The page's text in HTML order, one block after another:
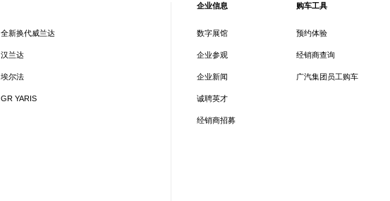
全新换代威兰达
汉兰达
埃尔法
GR YARIS
企业信息
数字展馆
企业参观
企业新闻
诚聘英才
经销商招募
购车工具
预约体验
经销商查询
广汽集团员工购车